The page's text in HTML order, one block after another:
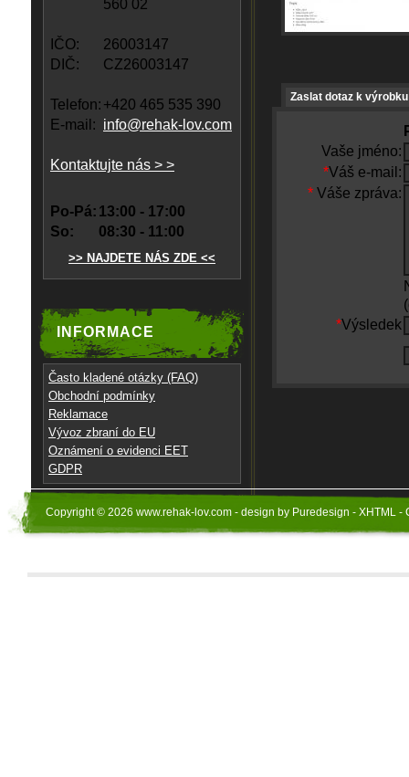
560 02
IČO:
26003147
DIČ:
CZ26003147
Telefon: +420 465 535 390
E-mail: info@rehak-lov.com
Kontaktujte nás > >
Po-Pá: 13:00 - 17:00
So:
08:30 - 11:00
>> NAJDETE NÁS ZDE <<
INFORMACE
Často kladené otázky (FAQ)
Obchodní podmínky
Reklamace
Vývoz zbraní do EU
Oznámení o evidenci EET
GDPR
Zaslat dotaz k výrobku
Vaše jméno:
*Váš e-mail:
* Váše zpráva:
*Výsledek
Copyright © 2026 www.rehak-lov.com - design by Puredesign - XHTML -